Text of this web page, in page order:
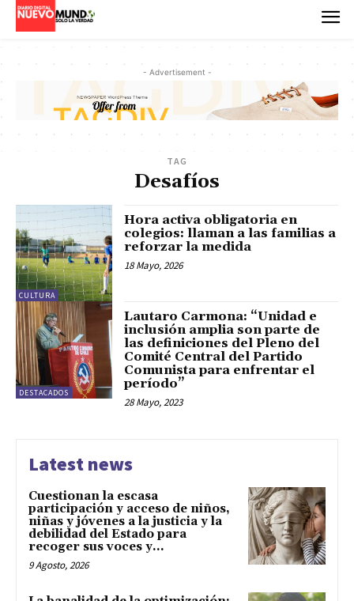
- Advertisement -
TAG
Desafíos
CULTURA
Hora activa obligatoria en
colegios: llaman a las familias a
reforzar la medida
18 Mayo, 2026
DESTACADOS
Lautaro Carmona: “Unidad e
inclusión amplia son parte de
las definiciones del Pleno del
Comité Central del Partido
Comunista para enfrentar el
período”
28 Mayo, 2023
Latest news
Cuestionan la escasa
participación y acceso de niños,
niñas y jóvenes a la justicia y la
debilidad del Estado para
recoger sus voces y...
9 Agosto, 2026